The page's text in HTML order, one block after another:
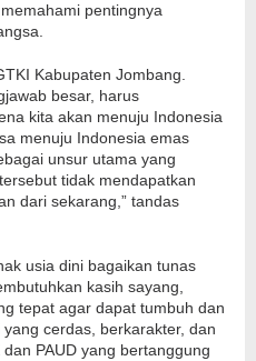
pentingnya
Kabupaten Jombang.
besar, harus
kita akan menuju Indonesia
menuju Indonesia emas
unsur utama yang
tidak mendapatkan
dari sekarang,” tandas
usia dini bagaikan tunas
kasih sayang,
tepat agar dapat tumbuh dan
cerdas, berkarakter, dan
PAUD yang bertanggung